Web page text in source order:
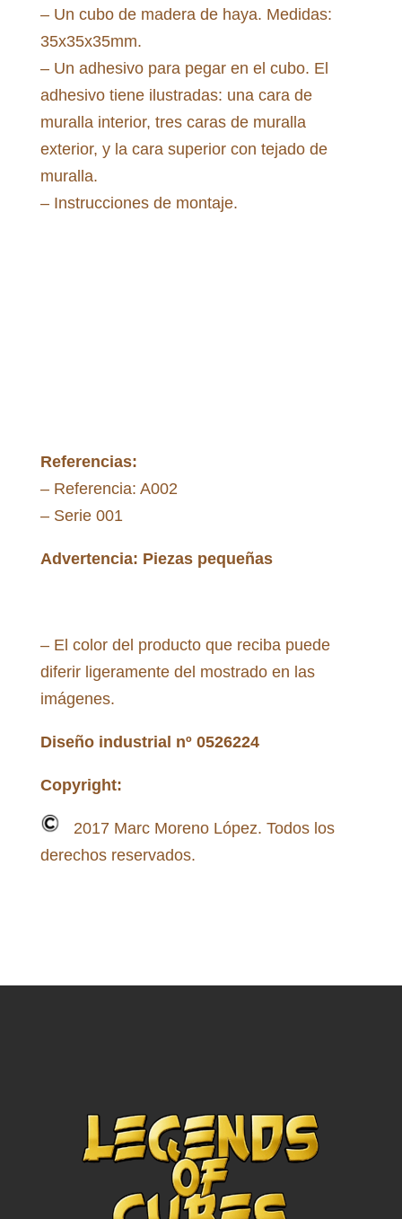
– Un cubo de madera de haya. Medidas:
35x35x35mm.
– Un adhesivo para pegar en el cubo. El
adhesivo tiene ilustradas: una cara de
muralla interior, tres caras de muralla
exterior, y la cara superior con tejado de
muralla.
– Instrucciones de montaje.
Referencias:
– Referencia: A002
– Serie 001
Advertencia: Piezas pequeñas
– El color del producto que reciba puede
diferir ligeramente del mostrado en las
imágenes.
Diseño industrial nº 0526224
Copyright:
2017 Marc Moreno López. Todos los
derechos reservados.